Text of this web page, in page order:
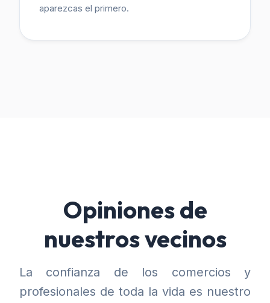
aparezcas el primero.
Opiniones de
nuestros vecinos
La confianza de los comercios y
profesionales de toda la vida es nuestro